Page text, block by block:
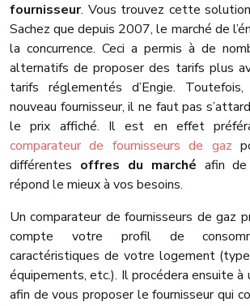
fournisseur. Vous trouvez cette
Sachez que depuis 2007, le marché de
la concurrence. Ceci a permis à de
alternatifs de proposer des tarifs plus
tarifs réglementés d’Engie.
nouveau fournisseur, il ne faut pas
le prix affiché. Il est en effet
comparateur de fournisseurs de gaz
différentes offres du marché afin
répond le mieux à vos besoins.
Un comparateur de fournisseurs de gaz
compte votre profil de
caractéristiques de votre logement
équipements, etc.). Il procédera ensuite à
afin de vous proposer le fournisseur qui